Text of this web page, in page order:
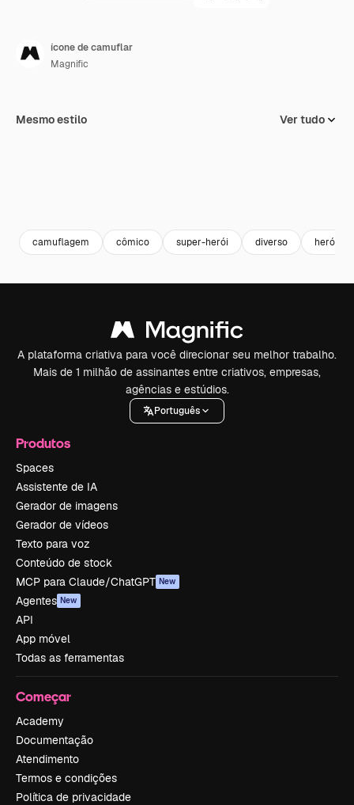
ícone de camuflar
Magnific
Mesmo estilo Ver tudo
camuflagem cômico super-herói diverso herói
A plataforma criativa para você direcionar seu melhor trabalho.
Mais de 1 milhão de assinantes entre criativos, empresas,
agências e estúdios.
Português
Produtos
Spaces
Assistente de IA
Gerador de imagens
Gerador de vídeos
Texto para voz
Conteúdo de stock
MCP para Claude/ChatGPT New
Agentes New
API
App móvel
Todas as ferramentas
Começar
Academy
Documentação
Atendimento
Termos e condições
Política de privacidade